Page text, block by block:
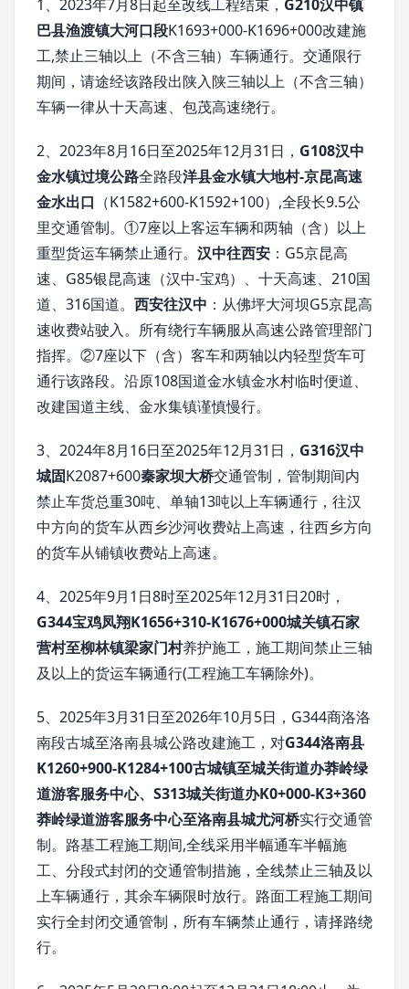
1、2023年7月8日起至改线工程结束， G210汉中镇
巴县渔渡镇大河口段K1693+000-K1696+000改建施
工,禁止三轴以上（不含三轴）车辆通行。交通限行
期间，请途经该路段出陕入陕三轴以上（不含三轴）
车辆一律从十天高速、包茂高速绕行。
2、2023年8月16日至2025年12月31日， G108汉中
金水镇过境公路全路段洋县金水镇大地村-京昆高速
金水出口 （K1582+600-K1592+100）,全段长9.5公
里交通管制。①7座以上客运车辆和两轴（含）以上
重型货运车辆禁止通行。 汉中往西安 ：G5京昆高
速、G85银昆高速（汉中-宝鸡）、十天高速、210国
道、316国道。 西安往汉中 ：从佛坪大河坝G5京昆高
速收费站驶入。所有绕行车辆服从高速公路管理部门
指挥。②7座以下（含）客车和两轴以内轻型货车可
通行该路段。沿原108国道金水镇金水村临时便道、
改建国道主线、金水集镇谨慎慢行。
3、2024年8月16日至2025年12月31日， G316汉中
城固K2087+600秦家坝大桥交通管制，管制期间内
禁止车货总重30吨、单轴13吨以上车辆通行，往汉
中方向的货车从西乡沙河收费站上高速，往西乡方向
的货车从铺镇收费站上高速。
4、2025年9月1日8时至2025年12月31日20时，
G344宝鸡凤翔K1656+310-K1676+000城关镇石家
营村至柳林镇梁家门村养护施工，施工期间禁止三轴
及以上的货运车辆通行(工程施工车辆除外)。
5、2025年3月31日至2026年10月5日，G344商洛洛
南段古城至洛南县城公路改建施工，对G344洛南县
K1260+900-K1284+100古城镇至城关街道办莽岭绿
道游客服务中心、S313城关街道办K0+000-K3+360
莽岭绿道游客服务中心至洛南县城尤河桥实行交通管
制。路基工程施工期间,全线采用半幅通车半幅施
工、分段式封闭的交通管制措施，全线禁止三轴及以
上车辆通行，其余车辆限时放行。路面工程施工期间
实行全封闭交通管制，所有车辆禁止通行，请择路绕
行。